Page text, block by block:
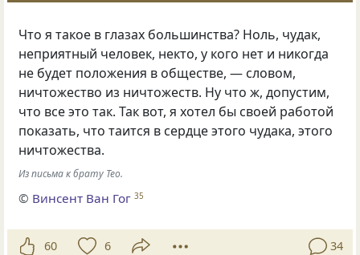
Что я такое в глазах большинства? Ноль, чудак,
неприятный человек, некто, у кого нет и никогда
не будет положения в обществе, — словом,
ничтожество из ничтожеств. Ну что ж, допустим,
что все это так. Так вот, я хотел бы своей работой
показать, что таится в сердце этого чудака, этого
ничтожества.
Из письма к брату Тео.
© Винсент Ван Гог 35
60 6 34